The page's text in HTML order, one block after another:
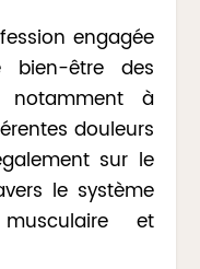
engagée
être des
notamment à
douleurs
sur le
le système
et